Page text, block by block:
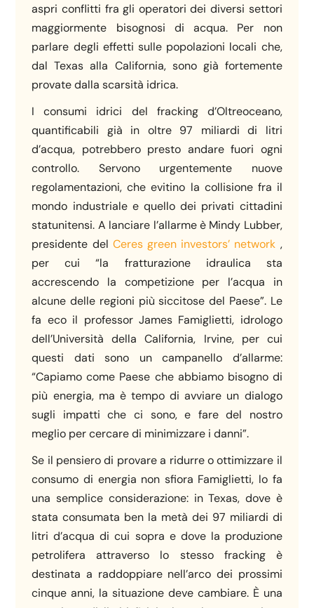
aspri conflitti fra gli operatori dei diversi settori
maggiormente bisognosi di acqua. Per non
parlare degli effetti sulle popolazioni locali che,
dal Texas alla California, sono già fortemente
provate dalla scarsità idrica.
I consumi idrici del fracking d’Oltreoceano,
quantificabili già in oltre 97 miliardi di litri
d’acqua, potrebbero presto andare fuori ogni
controllo. Servono urgentemente nuove
regolamentazioni, che evitino la collisione fra il
mondo industriale e quello dei privati cittadini
statunitensi. A lanciare l’allarme è Mindy Lubber,
presidente del Ceres green investors’ network ,
per cui “la fratturazione idraulica sta
accrescendo la competizione per l’acqua in
alcune delle regioni più siccitose del Paese”. Le
fa eco il professor James Famiglietti, idrologo
dell’Università della California, Irvine, per cui
questi dati sono un campanello d’allarme:
“Capiamo come Paese che abbiamo bisogno di
più energia, ma è tempo di avviare un dialogo
sugli impatti che ci sono, e fare del nostro
meglio per cercare di minimizzare i danni”.
Se il pensiero di provare a ridurre o ottimizzare il
consumo di energia non sfiora Famiglietti, lo fa
una semplice considerazione: in Texas, dove è
stata consumata ben la metà dei 97 miliardi di
litri d’acqua di cui sopra e dove la produzione
petrolifera attraverso lo stesso fracking è
destinata a raddoppiare nell’arco dei prossimi
cinque anni, la situazione deve cambiare. È una